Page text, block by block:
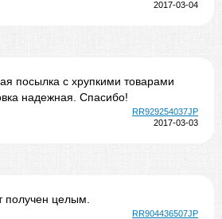
2017-03-04
посылка с хрупкими товарами
надежная. Спасибо!
RR929254037JP
2017-03-03
получен целым.
RR904436507JP